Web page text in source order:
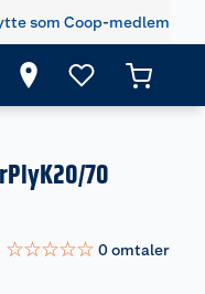
som Coop-medlem
70
☆☆☆☆☆ 0omtaler